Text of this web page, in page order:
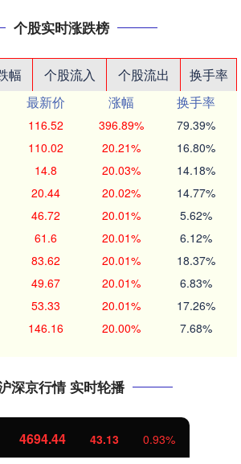
个股实时涨跌榜
幅 个股流入 个股流出
换手率
最新价 涨幅
换手率
116.52 396.89% 79.39%
110.02 20.21% 16.80%
14.8 20.03% 14.18%
20.44 20.02% 14.77%
46.72 20.01% 5.62%
61.6 20.01% 6.12%
83.62 20.01% 18.37%
49.67 20.01% 6.83%
53.33 20.01% 17.26%
146.16 20.00% 7.68%
深京行情 实时轮播
1134.24 11.37 1.01%